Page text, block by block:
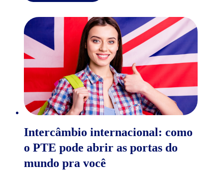
Intercâmbio internacional: como
o PTE pode abrir as portas do
mundo pra você